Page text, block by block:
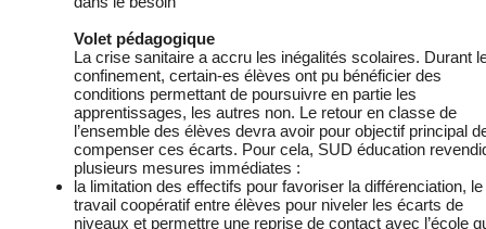
Volet pédagogique
La crise sanitaire a accru les inégalités scolaires. Durant
confinement, certain-es élèves ont pu bénéficier des
conditions permettant de poursuivre en partie les
apprentissages, les autres non. Le retour en classe de
l’ensemble des élèves devra avoir pour objectif principal
compenser ces écarts. Pour cela, SUD éducation
plusieurs mesures immédiates :
la limitation des effectifs pour favoriser la différenciation, le
travail coopératif entre élèves pour niveler les écarts de
niveaux et permettre une reprise de contact avec l’école